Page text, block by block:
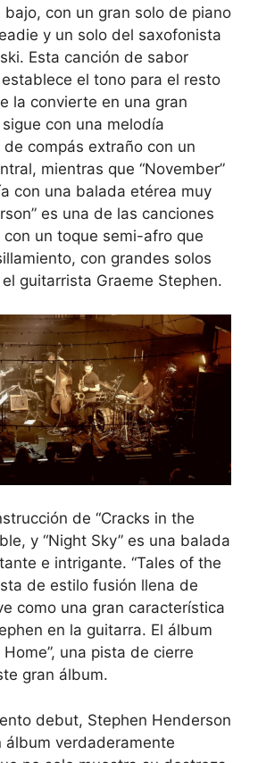
con un gran solo de piano
y un solo del saxofonista
Esta canción de sabor
el tono para el resto
la convierte en una gran
sigue con una melodía
compás extraño con un
mientras que “November”
con una balada etérea muy
es una de las canciones
un toque semi-afro que
con grandes solos
guitarrista Graeme Stephen.
de “Cracks in the
y “Night Sky” es una balada
e intrigante. “Tales of the
de estilo fusión llena de
como una gran característica
en la guitarra. El álbum
Home”, una pista de cierre
gran álbum.
debut, Stephen Henderson
álbum verdaderamente